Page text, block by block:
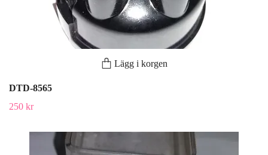
Lägg i korgen
DTD-8565
250 kr